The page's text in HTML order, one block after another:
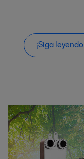
¡Siga leyendo!